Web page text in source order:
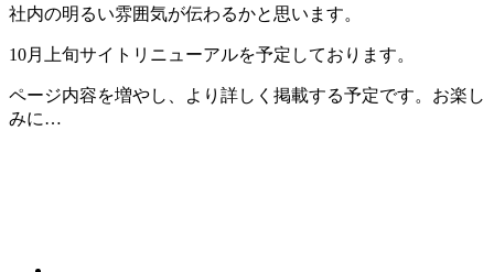
社内の明るい雰囲気が伝わるかと思います。
10月上旬サイトリニューアルを予定しております。
ページ内容を増やし、より詳しく掲載する予定です。お楽し
みに…